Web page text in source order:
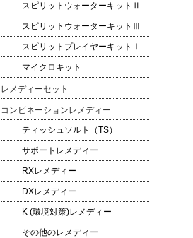
スピリットウォーターキットⅡ
スピリットウォーターキットⅢ
スピリットプレイヤーキットⅠ
マイクロキット
レメディーセット
コンビネーションレメディー
ティッシュソルト（TS）
サポートレメディー
RXレメディー
DXレメディー
K (環境対策)レメディー
その他のレメディー